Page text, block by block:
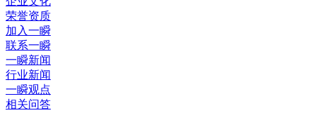
荣誉资质
加入一瞬
联系一瞬
一瞬新闻
行业新闻
一瞬观点
相关问答